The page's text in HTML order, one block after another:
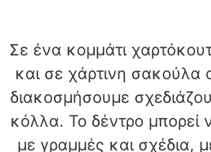
Σε ένα κομμάτι
και σε χάρτινη σακούλα
διακοσμήσουμε
κόλλα. Το δέντρο μπορεί
με γραμμές και σχέδια,